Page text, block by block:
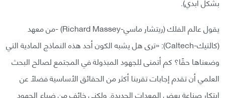
يقول عالم الفلك (ريتشار ماسي-Richard Massey) -من معهد
(كالتيك-Caltech): «ترى هل يشبه الكون أحد هذه النماذج المادية التي
وضعناها حقًا؟ كم أتمنى للجهود المبذولة في المجتمع لصالح البحث
العلمي أن تقدم إجابات تقربنا أكثر من الحقائق الأساسية فضلًا عن
ابتكار صناعة بعض المعدات الجديدة. ولكني خائف من ضياع الجهود